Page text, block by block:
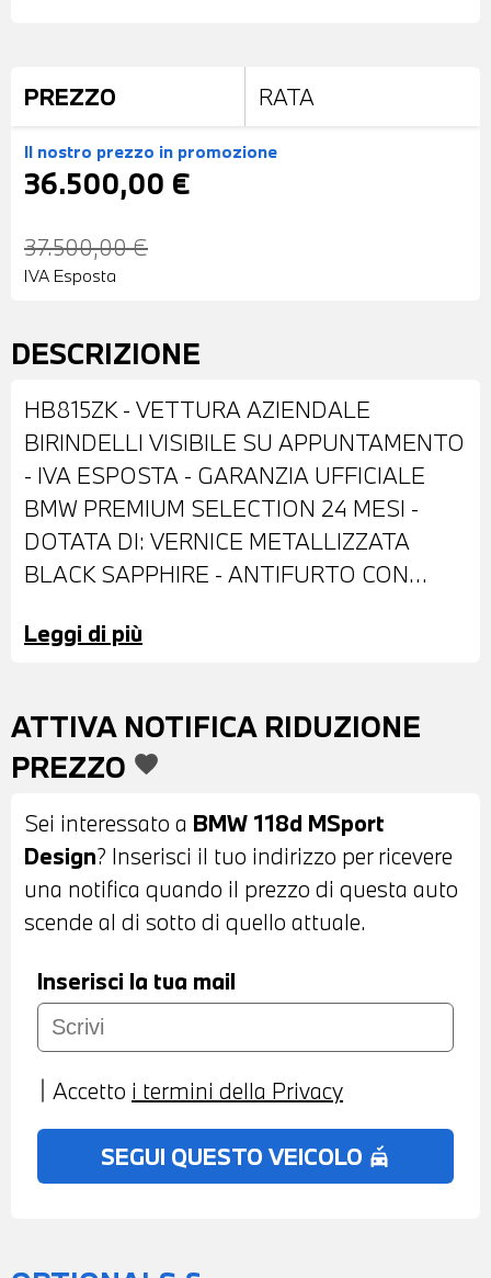
PREZZO RATA
Il nostro prezzo in promozione
36.500,00 €
37.500,00 €
IVA Esposta
DESCRIZIONE
HB815ZK - VETTURA AZIENDALE
BIRINDELLI VISIBILE SU APPUNTAMENTO
- IVA ESPOSTA - GARANZIA UFFICIALE
BMW PREMIUM SELECTION 24 MESI -
DOTATA DI: VERNICE METALLIZZATA
BLACK SAPPHIRE - ANTIFURTO CON
- FARI LED ADATTIVI - RETROVISORI
E LUNOTTO OSCURATI - SENSORI DI
PARCHEGGIO ANTERIORI E POSTERIORI -
ACCESS SYSTEM - INTERNI IN STOFFA
BICOLORE ANTRACITE E BLU - VOLANTE
IN PELLE CON COMANDI MULTIFUNZIONE
- CRUISE CONTROL - CAMBIO
AUTOMATICO - DRIVING ASSISTANT -
ACTIVE GUARD - NAVIGATORE -
BLUETOOTH - USB - RADIO DIGITALE
EMERGENZA - CLIMATIZZATORE
AUTOMATICO BIZONA - BRACCIOLO
CENTRALE ANTERIORE - RETROVISORE
POSSIBILITA' DI PROVA - POSSIBILITA' DI
Leggi di più
ATTIVA NOTIFICA RIDUZIONE
PREZZO favorite
Sei interessato a BMW 118d MSport
Design? Inserisci il tuo indirizzo per ricevere
una notifica quando il prezzo di questa auto
scende al di sotto di quello attuale.
Inserisci la tua mail
Accetto i termini della Privacy
SEGUI QUESTO VEICOLO no_crash